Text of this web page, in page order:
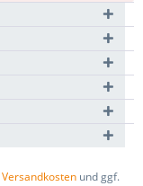
Versandkosten und ggf.